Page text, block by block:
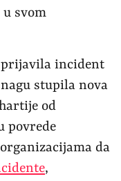
svom
prijavila incident
stupila nova
od
povrede
da
,